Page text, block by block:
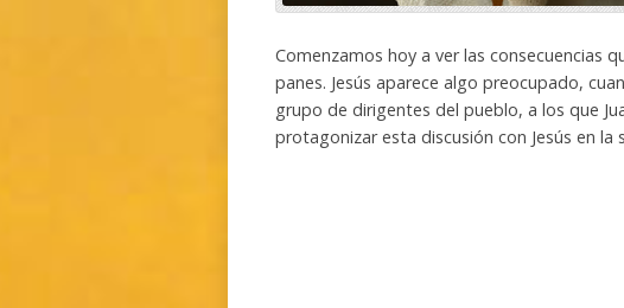
Comenzamos hoy a ver las consecuencias
panes. Jesús aparece algo preocupado,
grupo de dirigentes del pueblo, a los que
protagonizar esta discusión con Jesús en la